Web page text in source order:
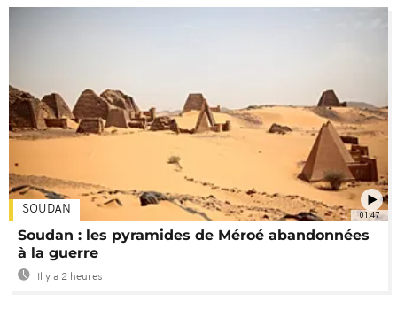
01:47
SOUDAN
Soudan : les pyramides de Méroé abandonnées
à la guerre
Il y a 2 heures